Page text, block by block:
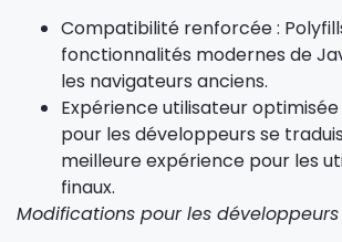
Compatibilité renforcée :
fonctionnalités modernes de
les navigateurs anciens.
Expérience utilisateur
pour les développeurs se
meilleure expérience pour les
finaux.
Modifications pour les développeurs